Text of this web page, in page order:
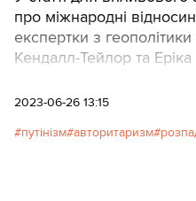
про міжнародні
експертки з геополітики
Кендалл-Тейлор та
ТЕКСТИ публікують
чого слід готуватися
2023-06-26 13:15
путінізм авторитаризм